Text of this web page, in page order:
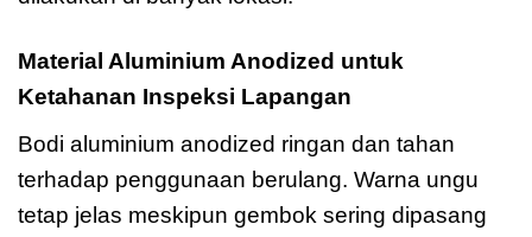
Material Aluminium Anodized untuk
Ketahanan Inspeksi Lapangan
Bodi aluminium anodized ringan dan tahan
terhadap penggunaan berulang. Warna ungu
tetap jelas meskipun gembok sering dipasang